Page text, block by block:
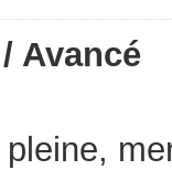
Avancé